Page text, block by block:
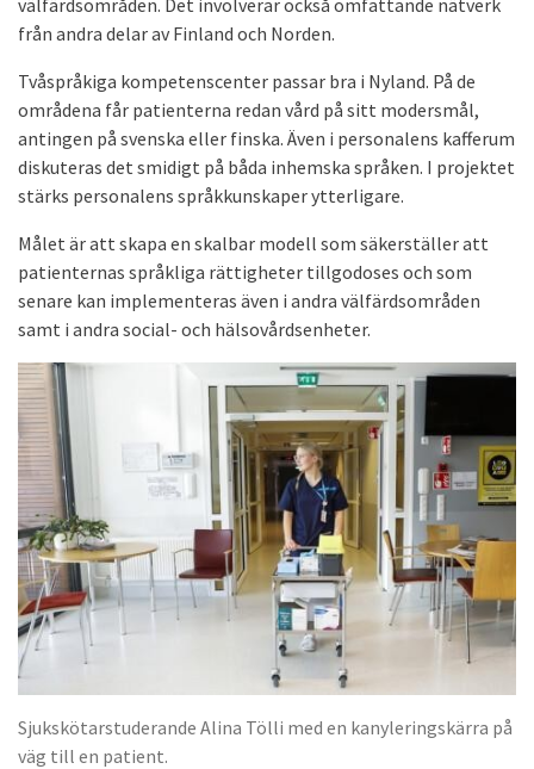
välfärdsområden. Det involverar också omfattande nätverk
från andra delar av Finland och Norden.
Tvåspråkiga kompetenscenter passar bra i Nyland. På de
områdena får patienterna redan vård på sitt modersmål,
antingen på svenska eller finska. Även i personalens kafferum
diskuteras det smidigt på båda inhemska språken. I projektet
stärks personalens språkkunskaper ytterligare.
Målet är att skapa en skalbar modell som säkerställer att
patienternas språkliga rättigheter tillgodoses och som
senare kan implementeras även i andra välfärdsområden
samt i andra social- och hälsovårdsenheter.
Sjukskötarstuderande Alina Tölli med en kanyleringskärra på
väg till en patient.